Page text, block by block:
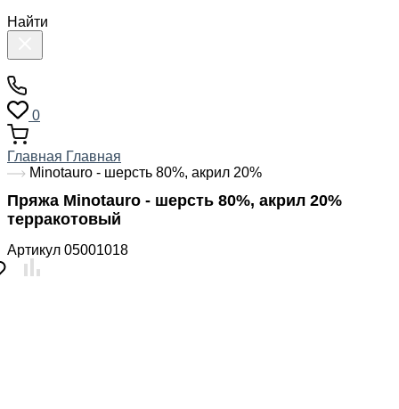
Найти
0
Главная Главная
Minotauro - шерсть 80%, акрил 20%
Пряжа Minotauro - шерсть 80%, акрил 20%
терракотовый
Артикул 05001018